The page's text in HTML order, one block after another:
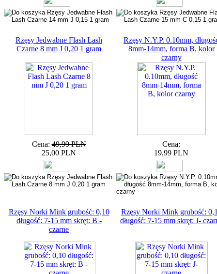
Rzęsy Jedwabne Flash Lash
Czarne 8 mm J 0,20 1 gram
Cena: 49,99 PLN
25,00 PLN
Rzęsy N.Y.P. 0.10mm,
8mm-14mm, forma B, kolor
czarny
Cena:
19,99 PLN
Rzęsy Norki Mink grubość: 0,10
długość: 7-15 mm skręt: B -
czarne
Rzęsy Norki Mink grubość:
długość: 7-15 mm skręt: J-